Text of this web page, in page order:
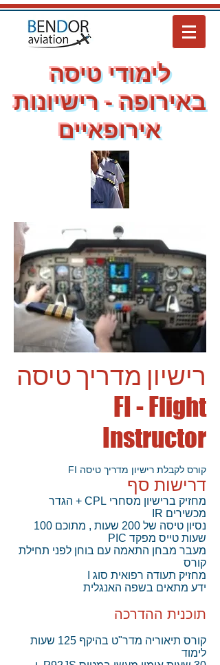
לימודי טיסה
באירופה - רישיונות
אירופאיים
רישיון מדריך טיסה
FI - Flight
Instructor
קורס לקבלת רישיון מדריך טיסה FI
דרישות סף
מחזיק ברישיון מסחרי CPL + הגדר
מכשירים IR
נסיון טיסה של 200 שעות , מתוכם 100
שעות טייס מפקד PIC
מעבר מבחן התאמה עם בוחן לפני תחילת
קורס
מחזיק תעודה רפואית סוג I
ידע מתאים בשפה האנגלית
תוכנית ההדרכה
קורס תיאוריה מדר"ט בהיקף 125 שעות
לימוד